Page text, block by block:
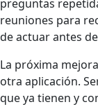
preguntas
reuniones para
de actuar antes
La próxima
otra aplicación.
que ya tienen y